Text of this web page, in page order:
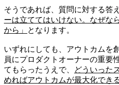
そうであれば、質問に対する答
ーは立ててはいけない。なぜな
から」
となります。
いずれにしても、アウトカムを
員にプロダクトオーナーの重要
てもらったうえで、
どういった
めればアウトカムが最大化でき